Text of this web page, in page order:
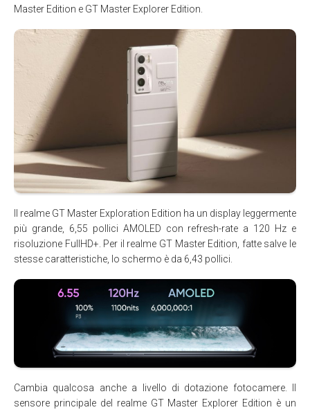
Master Edition e GT Master Explorer Edition.
Il realme GT Master Exploration Edition ha un display leggermente
più grande, 6,55 pollici AMOLED con refresh-rate a 120 Hz e
risoluzione FullHD+. Per il realme GT Master Edition, fatte salve le
stesse caratteristiche, lo schermo è da 6,43 pollici.
Cambia qualcosa anche a livello di dotazione fotocamere. Il
sensore principale del realme GT Master Explorer Edition è un